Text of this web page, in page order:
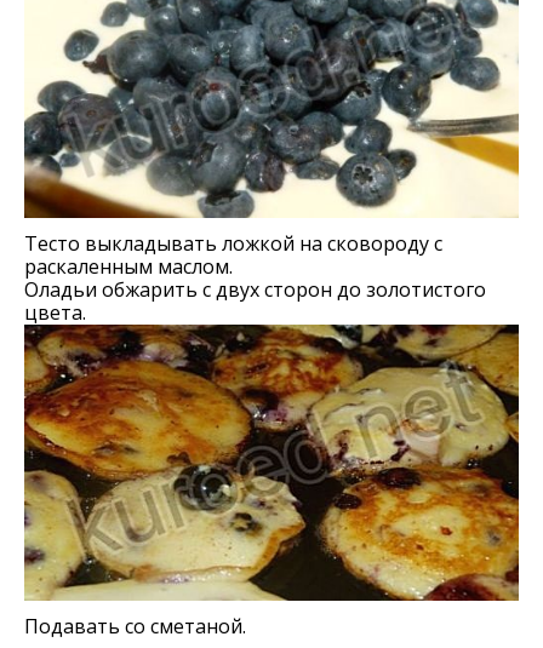
Тесто выкладывать ложкой на сковороду с
раскаленным маслом.
Оладьи обжарить с двух сторон до золотистого
цвета.
Подавать со сметаной.